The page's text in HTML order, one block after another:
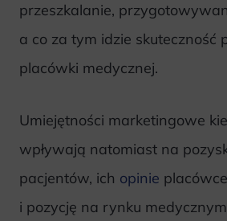
przeszkalanie,
a co za tym idzie skuteczność
placówki medycznej.
Umiejętności marketingowe
wpływają natomiast na
pacjentów, ich opinie
i pozycję na rynku